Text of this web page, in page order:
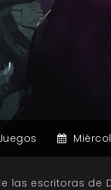
las escritoras de